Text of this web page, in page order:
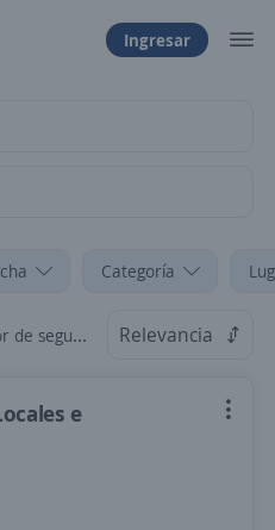
Ingresar
Categoría
Pichincha Relevancia
e